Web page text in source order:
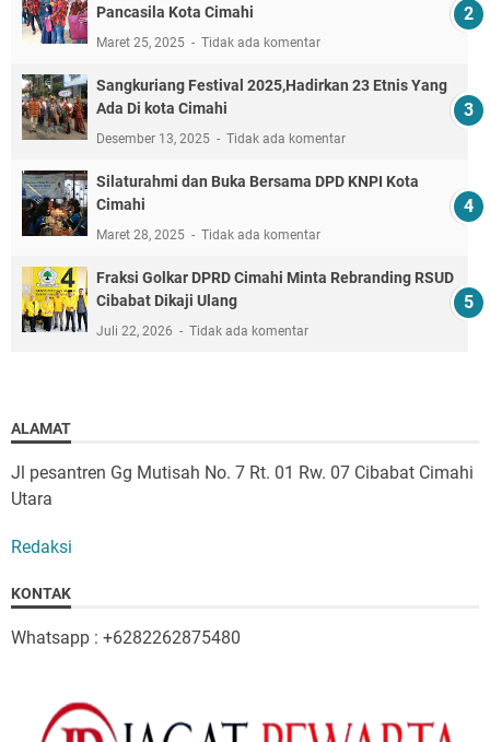
Pancasila Kota Cimahi
Maret 25, 2025 Tidak ada komentar
Sangkuriang Festival 2025,Hadirkan 23 Etnis Yang
Ada Di kota Cimahi
Desember 13, 2025 Tidak ada komentar
Silaturahmi dan Buka Bersama DPD KNPI Kota
Cimahi
Maret 28, 2025 Tidak ada komentar
Fraksi Golkar DPRD Cimahi Minta Rebranding RSUD
Cibabat Dikaji Ulang
Juli 22, 2026 Tidak ada komentar
ALAMAT
Jl pesantren Gg Mutisah No. 7 Rt. 01 Rw. 07 Cibabat Cimahi
Utara
Redaksi
KONTAK
Whatsapp : +6282262875480